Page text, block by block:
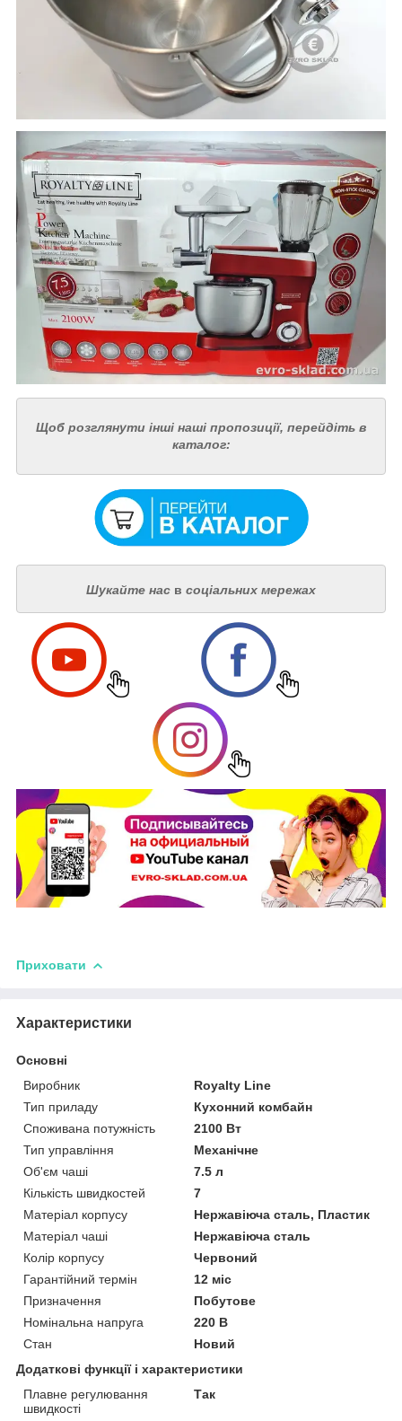
Щоб розглянути інші наші пропозиції, перейдіть в
каталог:
Шукайте нас в соціальних мережах
Приховати
Характеристики
Основні
Виробник
Royalty Line
Тип приладу
Кухонний комбайн
Споживана потужність
2100 Вт
Тип управління
Механічне
Об'єм чаші
7.5 л
Кількість швидкостей
7
Матеріал корпусу
Нержавіюча сталь, Пластик
Матеріал чаші
Нержавіюча сталь
Колір корпусу
Червоний
Гарантійний термін
12 міс
Призначення
Побутове
Номінальна напруга
220 В
Стан
Новий
Додаткові функції і характеристики
Плавне регулювання
швидкості
Так